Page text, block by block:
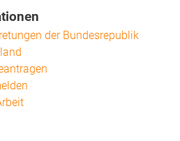
der Bundesrepublik